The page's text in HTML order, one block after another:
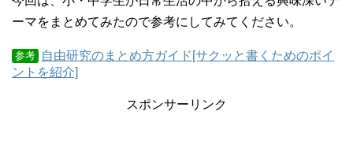
ーマをまとめてみたので参考にしてみてください。
参考
自由研究のまとめ方ガイド[サクッと書くためのポイ
ントを紹介]
スポンサーリンク